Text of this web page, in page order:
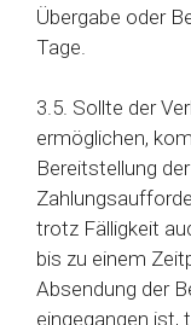
Übergabe oder
Tage.
3.5. Sollte der
ermöglichen,
Bereitstellung
trotz Fälligkeit
bis zu einem
Absendung der
eingegangen ist,